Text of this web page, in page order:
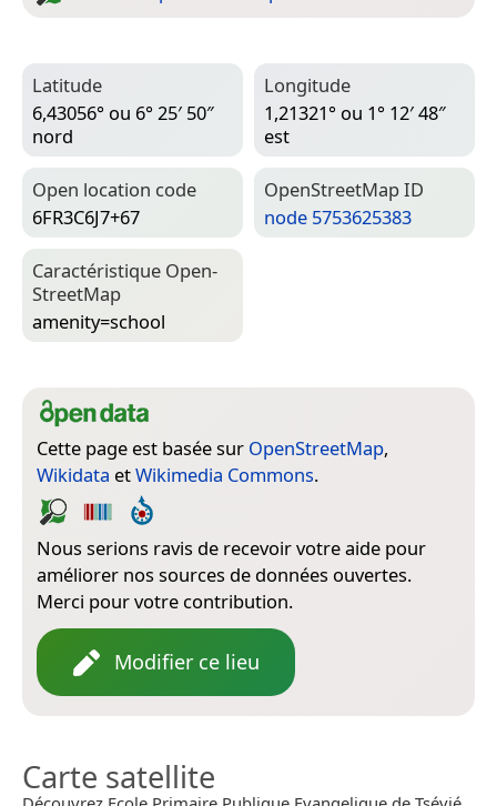
Latitude
6,43056° ou 6° 25′ 50″
nord
Longitude
1,21321° ou 1° 12′ 48″
est
Open location code
6FR3C6J7+67
Open­Street­Map ID
node 5753625383
Caractéristique Open­
Street­Map
amenity=­school
Cette page est basée sur OpenStreetMap,
Wikidata etWikimedia Commons.
Nous serions ravis de recevoir votre aide pour
améliorer nos sources de données ouvertes.
Merci pour votre contribution.
Modifier ce lieu
Carte satellite